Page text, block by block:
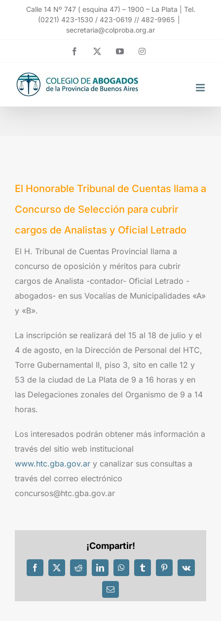
Calle 14 Nº 747 ( esquina 47) – 1900 – La Plata | Tel.
(0221) 423-1530 / 423-0619 // 482-9965
secretaria@colproba.org.ar
Facebook YouTubeInstagram
El Honorable Tribunal de Cuentas llama a
Concurso de Selección para cubrir
cargos de Analistas y Oficial Letrado
El H. Tribunal de Cuentas Provincial llama a
concurso de oposición y méritos para cubrir
cargos de Analista -contador- Oficial Letrado -
abogados- en sus Vocalías de Municipalidades «A»
y «B».
La inscripción se realizará del 15 al 18 de julio y el
4 de agosto, en la Dirección de Personal del HTC,
Torre Gubernamental II, piso 3, sito en calle 12 y
53 de la ciudad de La Plata de 9 a 16 horas y en
las Delegaciones zonales del Organismo de 9 a 14
horas.
Los interesados podrán obtener más información a
través del sitio web institucional
www.htc.gba.gov.ar y canalizar sus consultas a
través del correo electrónico
concursos@htc.gba.gov.ar
¡Compartir!
Facebook
X RedditLinkedInWhatsAppTumblrPinterest
Vk
Correo
electrónico